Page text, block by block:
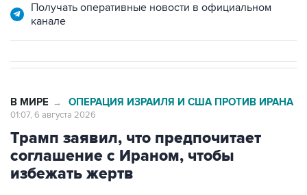
Получать оперативные новости в официальном
канале
В МИРЕ → ОПЕРАЦИЯ ИЗРАИЛЯ И США ПРОТИВ ИРАНА
01:07, 6 августа 2026
Трамп заявил, что предпочитает
соглашение с Ираном, чтобы
избежать жертв